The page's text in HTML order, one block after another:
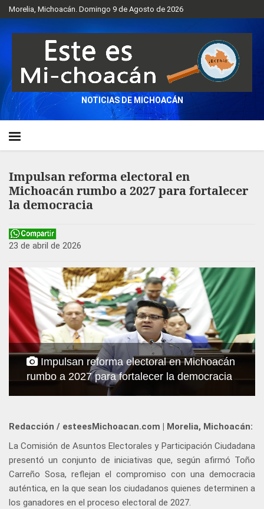
Morelia, Michoacán. Domingo 9 de Agosto de 2026
NOTICIAS DE MICHOACÁN
Impulsan reforma electoral en
Michoacán rumbo a 2027 para fortalecer
la democracia
23 de abril de 2026
Impulsan reforma electoral en Michoacán
rumbo a 2027 para fortalecer la democracia
Redacción / esteesMichoacan.com | Morelia, Michoacán:
La Comisión de Asuntos Electorales y Participación Ciudadana
presentó un conjunto de iniciativas que, según afirmó Toño
Carreño Sosa, reflejan el compromiso con una democracia
auténtica, en la que sean los ciudadanos quienes determinen a
los ganadores en el proceso electoral de 2027.